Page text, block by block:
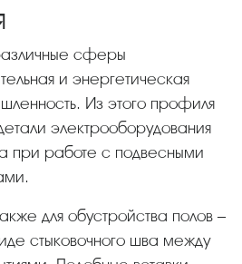
и энергетическая
Из этого профиля
электрооборудования
при работе с подвесными
стыковочного шва между